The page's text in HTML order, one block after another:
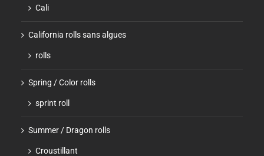
Cali
California rolls sans algues
rolls
Spring / Color rolls
sprint roll
Summer / Dragon rolls
Croustillant